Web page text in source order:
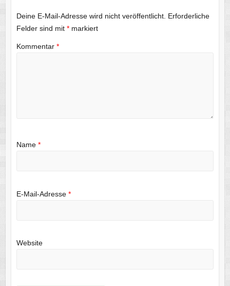
Deine E-Mail-Adresse wird nicht veröffentlicht. Erforderliche
Felder sind mit *markiert
Kommentar *
Name *
E-Mail-Adresse *
Website